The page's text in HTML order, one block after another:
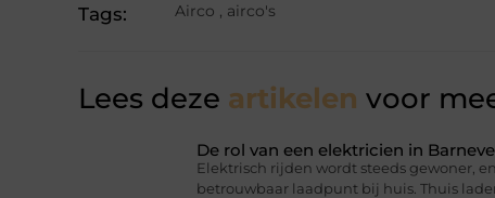
Tags: Airco , airco's
Lees deze artikelen voor
De rol van een elektricien in
Elektrisch rijden wordt steeds gewoner,
betrouwbaar laadpunt bij huis. Thuis